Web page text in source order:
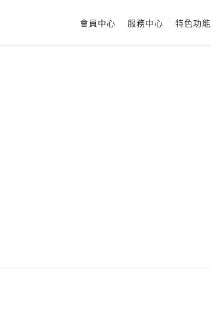
會員中心 服務中心 特色功能